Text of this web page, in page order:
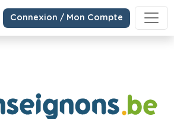
Connexion / Mon Compte